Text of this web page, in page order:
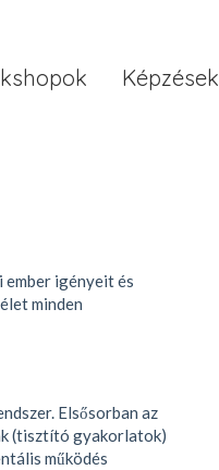
Képzések
igényeit és
minden
Elsősorban az
(tisztító gyakorlatok)
működés